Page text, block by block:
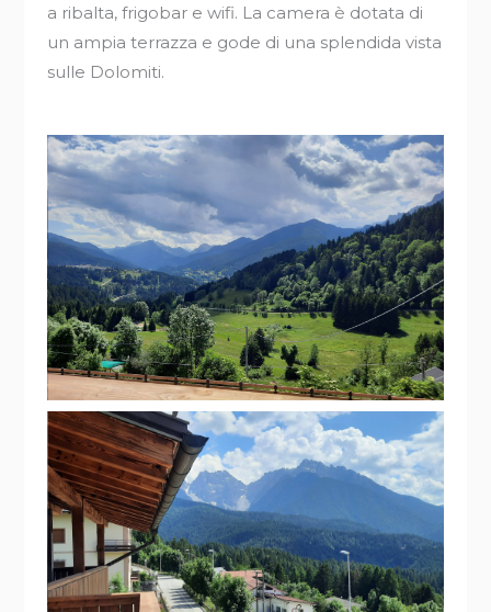
a ribalta, frigobar e wifi. La camera è dotata di
un ampia terrazza e gode di una splendida vista
sulle Dolomiti.